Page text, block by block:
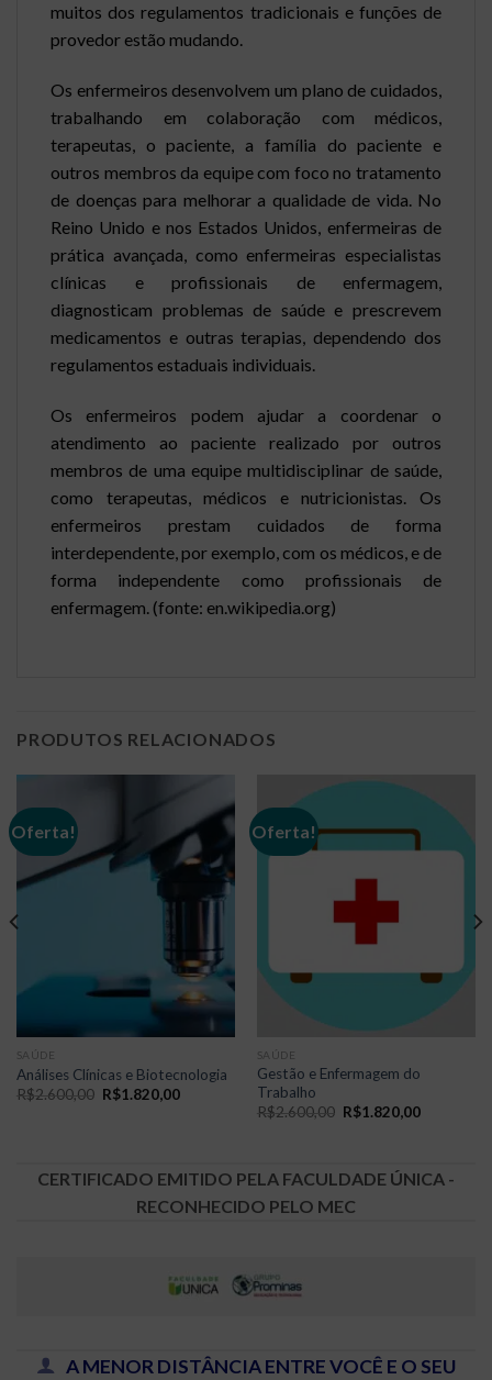
muitos dos regulamentos tradicionais e funções de
provedor estão mudando.
Os enfermeiros desenvolvem um plano de cuidados,
trabalhando em colaboração com médicos,
terapeutas, o paciente, a família do paciente e
outros membros da equipe com foco no tratamento
de doenças para melhorar a qualidade de vida. No
Reino Unido e nos Estados Unidos, enfermeiras de
prática avançada, como enfermeiras especialistas
clínicas e profissionais de enfermagem,
diagnosticam problemas de saúde e prescrevem
medicamentos e outras terapias, dependendo dos
regulamentos estaduais individuais.
Os enfermeiros podem ajudar a coordenar o
atendimento ao paciente realizado por outros
membros de uma equipe multidisciplinar de saúde,
como terapeutas, médicos e nutricionistas. Os
enfermeiros prestam cuidados de forma
interdependente, por exemplo, com os médicos, e de
forma independente como profissionais de
enfermagem. (fonte: en.wikipedia.org)
PRODUTOS RELACIONADOS
Oferta!
SAÚDE
Análises Clínicas e Biotecnologia
R$2.600,00 O
R$1.820,00O
Oferta!
SAÚDE
Gestão e Enfermagem do
Trabalho
R$2.600,00 O
R$2.600,00.
R$1.820,00O
CERTIFICADO EMITIDO PELA FACULDADE ÚNICA -
RECONHECIDO PELO MEC
A MENOR DISTÂNCIA ENTRE VOCÊ E O SEU